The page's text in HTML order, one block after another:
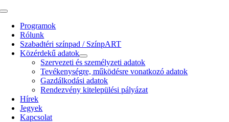
Kihagyás
Toggle
NavigationProgramok
Rólunk
Szabadtéri színpad / SzínpART
Közérdekű adatok
Szervezeti és személyzeti adatok
Tevékenységre, működésre vonatkozó adatok
Gazdálkodási adatok
Rendezvény kitelepülési pályázat
Hírek
Jegyek
Kapcsolat